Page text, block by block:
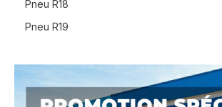
Pneu R18
Pneu R19